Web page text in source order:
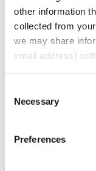
other information
collected from
we may share
email address)
Selection
Necessary
Preferences
Sako
90 | Peak
Flera varianter
Online: Få i lager